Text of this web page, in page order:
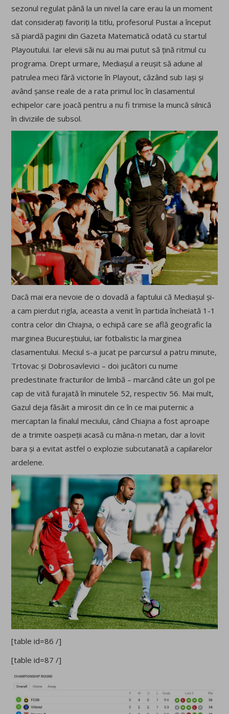
sezonul regulat până la un nivel la care erau la un moment
dat considerați favoriți la titlu, profesorul Pustai a început
să piardă pagini din Gazeta Matematică odată cu startul
Playoutului. Iar elevii săi nu au mai putut să țină ritmul cu
programa. Drept urmare, Mediașul a reușit să adune al
patrulea meci fără victorie în Playout, căzând sub Iași și
având șanse reale de a rata primul loc în clasamentul
echipelor care joacă pentru a nu fi trimise la muncă silnică
în diviziile de subsol.
Dacă mai era nevoie de o dovadă a faptului că Mediașul și-
a cam pierdut rigla, aceasta a venit în partida încheiată 1-1
contra celor din Chiajna, o echipă care se află geografic la
marginea Bucureștiului, iar fotbalistic la marginea
clasamentului. Meciul s-a jucat pe parcursul a patru minute,
Trtovac și Dobrosavlevici – doi jucători cu nume
predestinate fracturilor de limbă – marcând câte un gol pe
cap de vită furajată în minutele 52, respectiv 56. Mai mult,
Gazul deja fâsâit a mirosit din ce în ce mai puternic a
mercaptan la finalul meciului, când Chiajna a fost aproape
de a trimite oaspeții acasă cu mâna-n metan, dar a lovit
bara și a evitat astfel o explozie subcutanată a capilarelor
ardelene.
[table id=86 /]
[table id=87 /]